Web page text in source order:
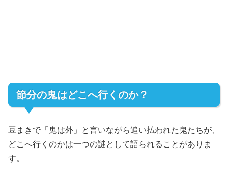
節分の鬼はどこへ行くのか？
豆まきで「鬼は外」と言いながら追い払われた鬼たちが、
どこへ行くのかは一つの謎として語られることがありま
す。